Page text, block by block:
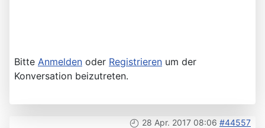
Bitte Anmelden oder Registrieren um der
Konversation beizutreten.
28 Apr. 2017 08:06 #44557